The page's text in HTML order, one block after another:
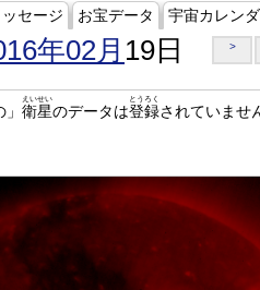
セージ お宝データ 宇宙カレン
年02月 19日 >
衛星
えいせい
のデータは登録
とうろく
されていませ